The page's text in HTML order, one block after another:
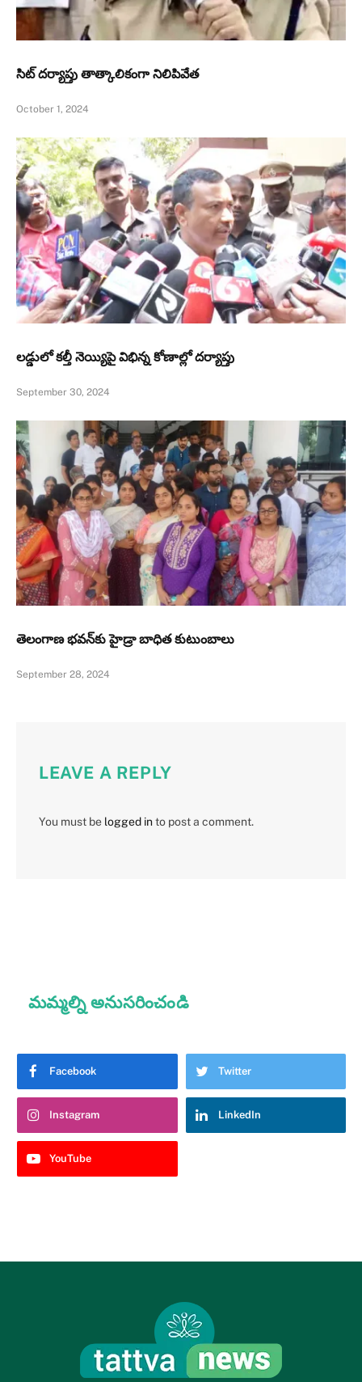
సిట్‌ దర్యాప్తు తాత్కాలికంగా నిలిపివేత
October 1, 2024
లడ్డులో కల్తీ నెయ్యిపై విభిన్న కోణాల్లో దర్యాప్తు
September 30, 2024
తెలంగాణ భవన్‌కు హైడ్రా బాధిత కుటుంబాలు
September 28, 2024
LEAVE A REPLY
You must be logged into post a comment.
మమ్మల్ని అనుసరించండి
Facebook Twitter
Instagram LinkedIn
YouTube